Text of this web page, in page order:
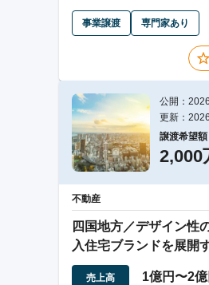
事業譲渡 専門家あり
公開：
更新：
譲渡希望額
2,000
不動産
四国地方／デザイン性
入住宅ブランドを展開
ーカー
売上高 1億円〜2億